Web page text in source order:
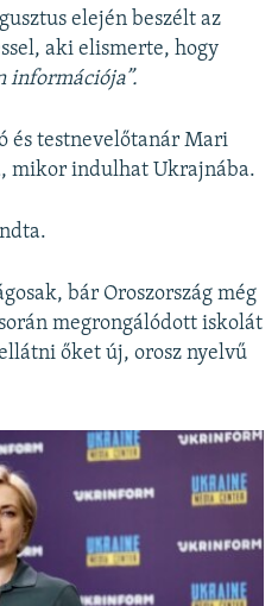
elején beszélt az
aki elismerte, hogy
információja”.
és testnevelőtanár Mari
mikor indulhat Ukrajnába.
bár Oroszország még
megrongálódott iskolát
őket új, orosz nyelvű